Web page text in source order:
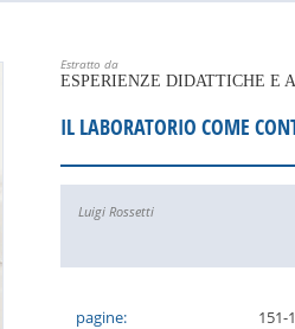
Estratto da
ESPERIENZE DIDATTICHE E
IL LABORATORIO COME
Luigi Rossetti
pagine:
151-